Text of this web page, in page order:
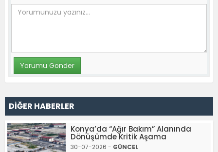
DİĞER HABERLER
Konya’da “Ağır Bakım” Alanında
Dönüşümde Kritik Aşama
30-07-2026 - GÜNCEL